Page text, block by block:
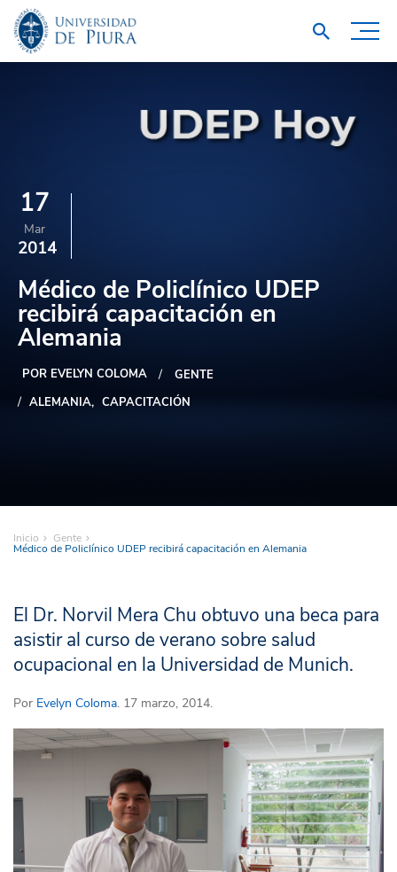
17
Mar
2014
Médico de Policlínico UDEP
recibirá capacitación en
Alemania
POR EVELYN COLOMA
GENTE
ALEMANIA
CAPACITACIÓN
Inicio Gente
Médico de Policlínico UDEP recibirá capacitación en Alemania
El Dr. Norvil Mera Chu obtuvo una beca para
asistir al curso de verano sobre salud
ocupacional en la Universidad de Munich.
Por Evelyn Coloma. 17 marzo, 2014.